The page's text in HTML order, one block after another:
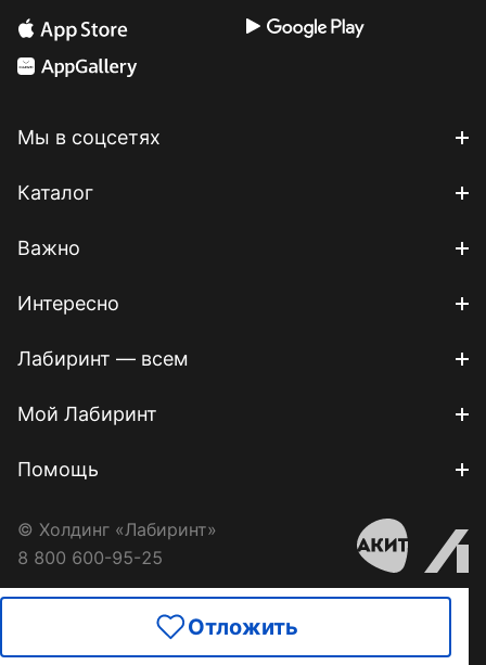
Отложить
Мы в соцсетях
Каталог
Важно
Интересно
Лабиринт — всем
Мой Лабиринт
Помощь
© Холдинг «Лабиринт»
8 800 600-95-25